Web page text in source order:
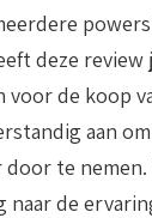
deze
voor de koop
aan
te
naar de